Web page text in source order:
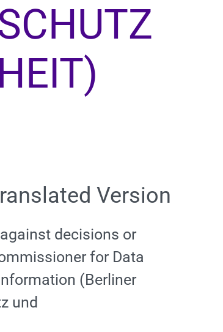
Version
decisions or
for Data
(Berliner
und